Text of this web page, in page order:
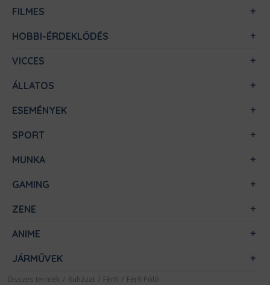
FILMES
HOBBI-ÉRDEKLŐDÉS
VICCES
ÁLLATOS
ESEMÉNYEK
SPORT
MUNKA
GAMING
ZENE
ANIME
JÁRMŰVEK
Összes termék / Ruházat / Férfi / Férfi Póló